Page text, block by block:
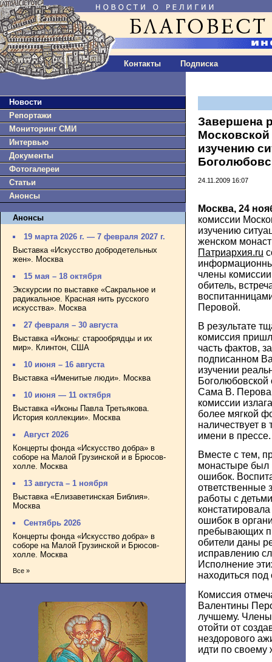
Контакты Подписка
Новости
Репортажи
Мониторинг СМИ
Интервью
Документы
Фотогалереи
Статьи
Анонсы
Анонсы
19 марта 2026 г. — 7 февраля 2027 г.
Выставка «Искусство добродетельных
жен». Москва
15 мая – 18 октября
Экскурсии по выставке «Сакральное и
радикальное. Красная нить русского
искусства». Москва
27 февраля – 30 августа
Выставка «Иконы: старообрядцы и их
мир». Клинтон, США
10 июня – 16 августа
Выставка «Именитые люди». Москва
10 июня — 11 октября
Выставка «Иконы Павла Третьякова.
История коллекции». Москва
Август 2026
Концерты фонда «Искусство добра» в
соборе на Малой Грузинской и в Брюсов-
холле. Москва
13 августа – 1 ноября
Выставка «Елизаветинская Библия».
Москва
Сентябрь 2026
Концерты фонда «Искусство добра» в
соборе на Малой Грузинской и Брюсов-
холле. Москва
Все »
Завершена
Московской
изучению
24.11.2009 16:07
Москва, 24
комиссии
изучению
женском
Патриархия.ru
члены
обитель,
Перовой.
В результате
комиссия
часть фактов,
подписанном
изучении
Боголюбовской
Сама В. Перова
комиссии
более мягкой
наличествует в
имени в прессе.
Вместе с тем,
монастыре был
ошибок.
ответственные
работы с
ошибок в
пребывающих
обители даны
исправлению
Исполнение
находиться под
Комиссия
Валентины
лучшему.
отойти от
нездорового
идти по своему